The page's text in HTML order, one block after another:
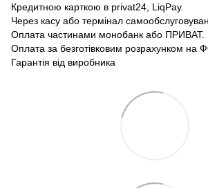
Кредитною карткою в privat24, LiqPay.
Через касу або термінал
Оплата частинами монобанк або ПРИВАТ.
Оплата за безготівковим розрахунком на
Гарантія від виробника